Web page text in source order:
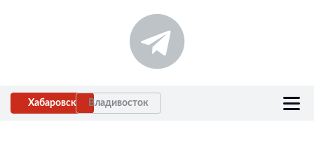
Хабаровск Владивосток